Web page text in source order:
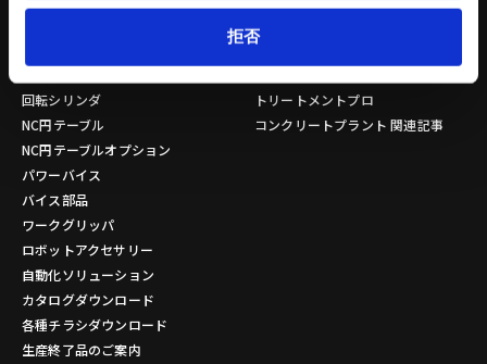
拒否
回転シリンダ
NC円テーブル
NC円テーブルオプション
パワーバイス
バイス部品
ワークグリッパ
ロボットアクセサリー
自動化ソリューション
カタログダウンロード
各種チラシダウンロード
生産終了品のご案内
操作盤
プラント水処理設備
トリートメントプロ
コンクリートプラント 関連記事